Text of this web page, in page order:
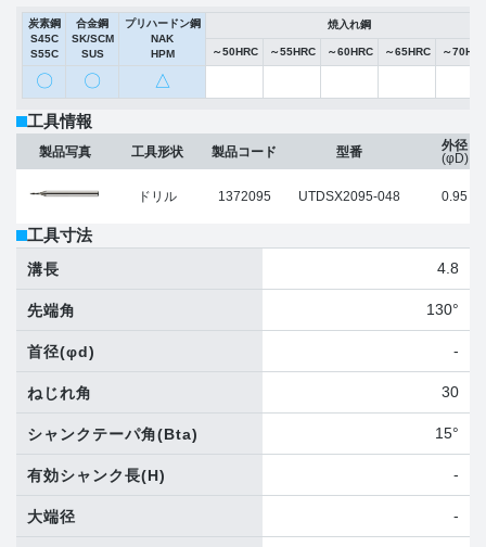
炭素鋼
S45C
S55C
合金鋼
SK/SCM
SUS
プリハードン鋼
NAK
HPM
焼入れ鋼
～50HRC ～55HRC ～60HRC ～65HRC ～
〇 〇 △
工具情報
製品写真 工具形状
ドリル
製品コード
1372095
型番
UTDSX2095-048
外径
(φD)
0.95
工具寸法
溝長 4.8
先端角 130°
首径(φd) -
ねじれ角 30
シャンクテーパ角(Bta) 15°
有効シャンク長(H) -
大端径 -